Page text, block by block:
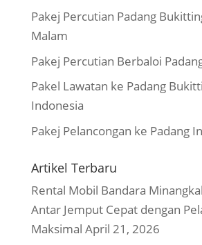
Pakej Percutian Padang
Malam
Pakej Percutian Berbaloi
Pakel Lawatan ke Padang
Indonesia
Pakej Pelancongan ke Padang
Artikel Terbaru
Rental Mobil Bandara
Antar Jemput Cepat dengan
Maksimal April 21, 2026